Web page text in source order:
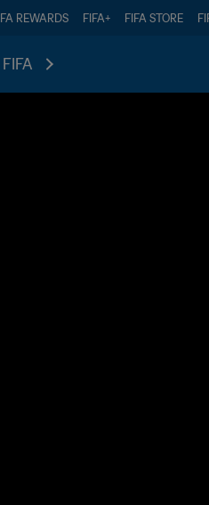
REWARDS FIFA+ FIFA STORE